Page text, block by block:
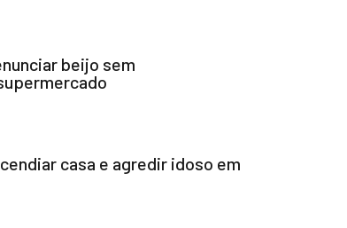
beijo sem
casa e agredir idoso em